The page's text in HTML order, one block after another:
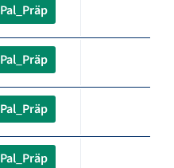
Pal_Präp
Pal_Präp
Pal_Präp
Pal_Präp